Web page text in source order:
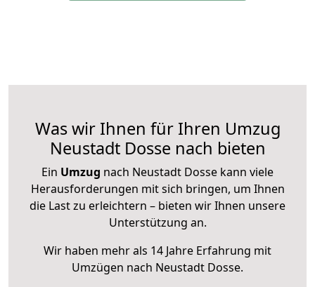
Was wir Ihnen für Ihren Umzug
Neustadt Dosse nach bieten
Ein Umzug nach Neustadt Dosse kann viele
Herausforderungen mit sich bringen, um Ihnen
die Last zu erleichtern – bieten wir Ihnen unsere
Unterstützung an.
Wir haben mehr als 14 Jahre Erfahrung mit
Umzügen nach Neustadt Dosse.